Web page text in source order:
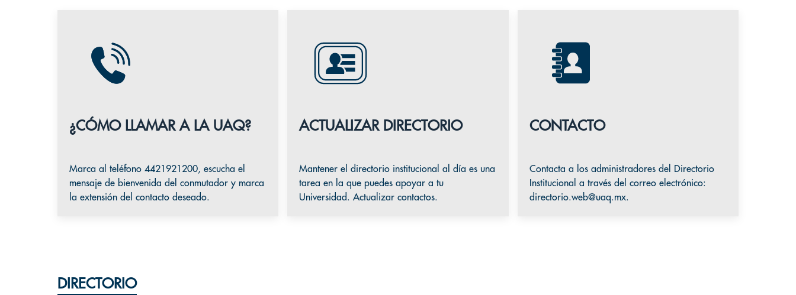
¿CÓMO LLAMAR A LA UAQ?
Marca al teléfono 4421921200, escucha el
mensaje de bienvenida del conmutador y marca
la extensión del contacto deseado.
ACTUALIZAR DIRECTORIO
Mantener el directorio institucional al día es una
tarea en la que puedes apoyar a tu
Universidad. Actualizar contactos.
CONTACTO
Contacta a los administradores del Directorio
Institucional a través del correo electrónico:
directorio.web@uaq.mx.
DIRECTORIO